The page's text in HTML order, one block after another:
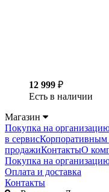
12 999 ₽
Есть в наличии
Магазин
Покупка на
в сервисКорпоративным
продажиКонтактыО
Покупка на
Оплата и доставка
Контакты